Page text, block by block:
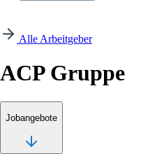
Alle Arbeitgeber
ACP Gruppe
Jobangebote